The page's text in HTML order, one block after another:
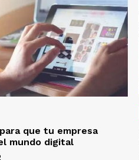
que tu empresa
mundo digital